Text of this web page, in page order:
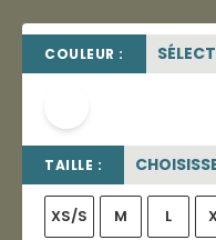
COULEUR :
TAILLE :
XS/S M L